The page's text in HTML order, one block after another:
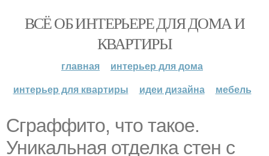
ВСЁ ОБ ИНТЕРЬЕРЕ ДЛЯ ДОМА И
КВАРТИРЫ
главная
интерьер для дома
интерьер для квартиры
идеи дизайна мебель
Сграффито, что такое.
Уникальная отделка стен с